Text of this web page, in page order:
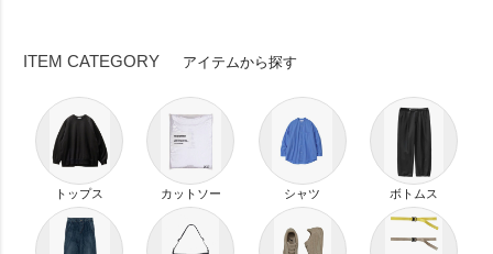
ITEM CATEGORY アイテムから探す
トップス カットソー シャツ ボトムス